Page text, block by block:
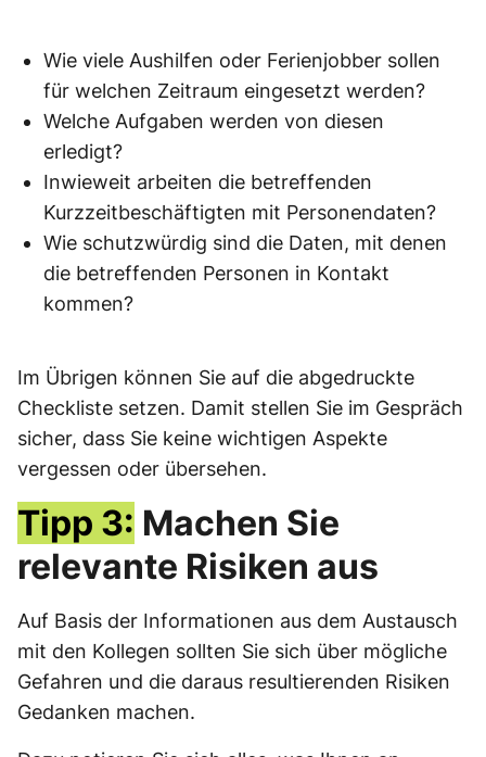
Wie viele Aushilfen oder Ferienjobber sollen
für welchen Zeitraum eingesetzt werden?
Welche Aufgaben werden von diesen
erledigt?
Inwieweit arbeiten die betreffenden
Kurzzeitbeschäftigten mit Personendaten?
Wie schutzwürdig sind die Daten, mit denen
die betreffenden Personen in Kontakt
kommen?
Im Übrigen können Sie auf die abgedruckte
Checkliste setzen. Damit stellen Sie im Gespräch
sicher, dass Sie keine wichtigen Aspekte
vergessen oder übersehen.
Tipp 3: Machen Sie
relevante Risiken aus
Auf Basis der Informationen aus dem Austausch
mit den Kollegen sollten Sie sich über mögliche
Gefahren und die daraus resultierenden Risiken
Gedanken machen.